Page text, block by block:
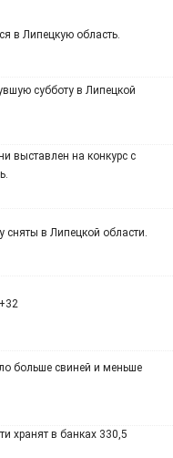
в Липецкую область.
субботу в Липецкой
выставлен на конкурс с
сняты в Липецкой области.
больше свиней и меньше
хранят в банках 330,5